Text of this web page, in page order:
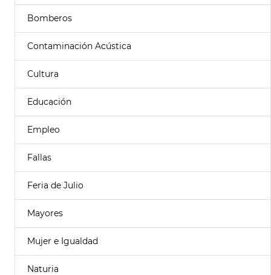
Bomberos
Contaminación Acústica
Cultura
Educación
Empleo
Fallas
Feria de Julio
Mayores
Mujer e Igualdad
Naturia